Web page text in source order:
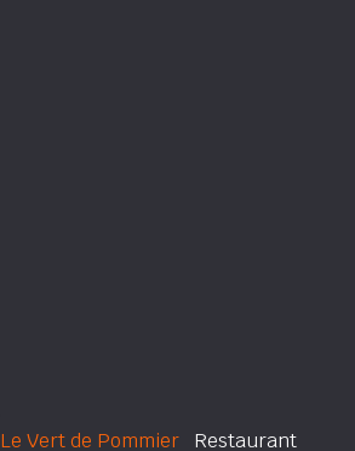
Le Vert de Pommier Restaurant